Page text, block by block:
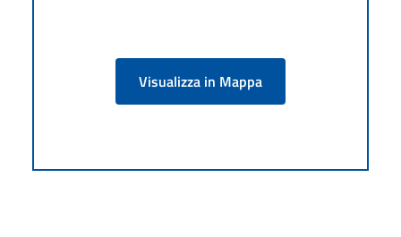
Visualizza in Mappa